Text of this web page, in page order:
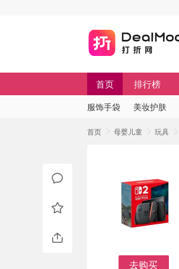
首页 排行榜
服饰手袋 美妆护肤
首页 母婴儿童 玩具
去购买